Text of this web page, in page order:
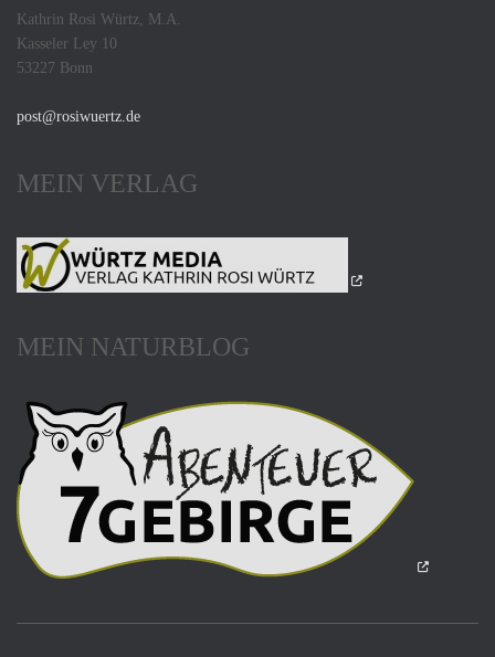
Kathrin Rosi Würtz, M.A.
Kasseler Ley 10
53227 Bonn
post@rosiwuertz.de
MEIN VERLAG
MEIN NATURBLOG